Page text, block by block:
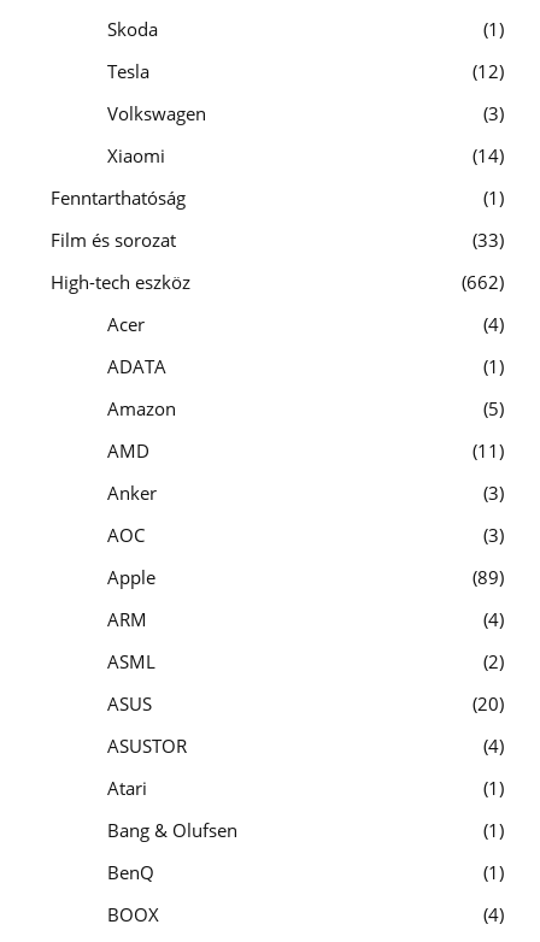
Skoda
1
Tesla
12
Volkswagen
3
Xiaomi
14
Fenntarthatóság
1
Film és sorozat
33
High-tech eszköz
662
Acer
4
ADATA
1
Amazon
5
AMD
11
Anker
3
AOC
3
Apple
89
ARM
4
ASML
2
ASUS
20
ASUSTOR
4
Atari
1
Bang & Olufsen
1
BenQ
1
BOOX
4